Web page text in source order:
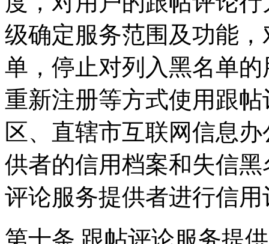
级确定服务范围及功能
单，停止对列入黑名单
重新注册等方式使用跟
区、直辖市互联网信息
供者的信用档案和失信
评论服务提供者进行信用
第十条 跟帖评论服务提